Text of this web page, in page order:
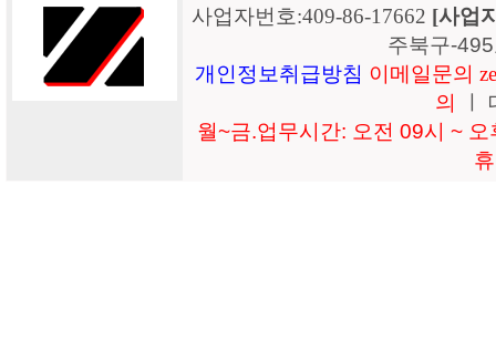
사업자번호:409-86-17662 [사업
주북구-
개인정보취급방침 이메일문의
의
월~금.업무시간: 오전 09시 ~